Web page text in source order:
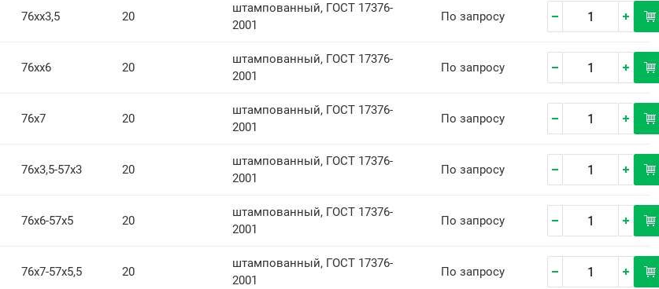
76хх3,5 20
штампованный, ГОСТ 17376-
2001
По запросу
76хх6 20
штампованный, ГОСТ 17376-
2001
По запросу
76х7 20
штампованный, ГОСТ 17376-
2001
По запросу
76х3,5-57х3 20
штампованный, ГОСТ 17376-
2001
По запросу
76х6-57х5 20
штампованный, ГОСТ 17376-
2001
По запросу
76х7-57х5,5 20
штампованный, ГОСТ 17376-
2001
По запросу